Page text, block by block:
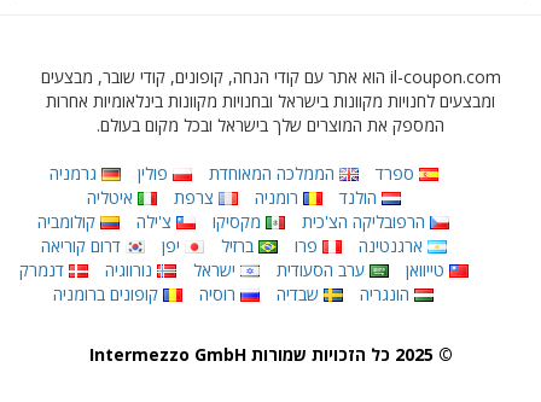
il-coupon.com הוא אתר עם קודי הנחה, קופונים, קודי שובר, מבצעים
ומבצעים לחנויות מקוונות בישראל ובחנויות מקוונות בינלאומיות אחרות
המספק את המוצרים שלך בישראל ובכל מקום בעולם.
ספרד הממלכה המאוחדת פולין
גרמניה
הולנד
רומניה צרפת
איטליה
הרפובליקה הצ'כית
מקסיקו צ'ילה
קולומביה
ארגנטינה
פרו ברזיל יפן
דרום קוריאה
טייוואן
ערב הסעודית ישראל נורווגיה
דנמרק
הונגריה
שבדיה רוסיה קופונים ברומניה
© 2025 כל הזכויות שמורות Intermezzo GmbH